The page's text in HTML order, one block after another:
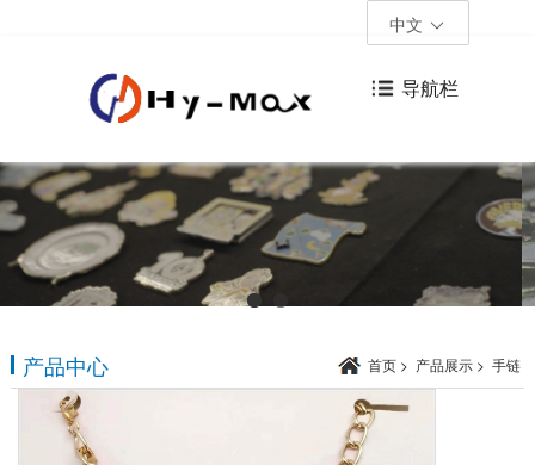
中文
导航栏
产品中心 首页 > 产品展示 > 手链